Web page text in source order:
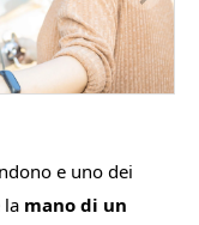
e uno dei
la mano di un